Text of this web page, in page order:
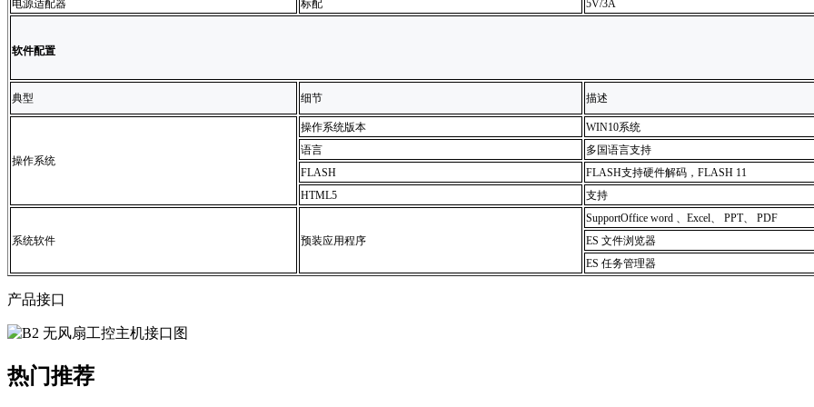
电源适配器 标配 5V/3A
软件配置
典型 细节 描述
操作系统
操作系统版本
WIN10系统
语言
多国语言支持
FLASH
FLASH支持硬件解码，FLASH 11
HTML5
支持
系统软件 预装应用程序
SupportOffice word 、Excel、 PPT、 PDF
ES 文件浏览器
ES 任务管理器
产品接口
热门推荐